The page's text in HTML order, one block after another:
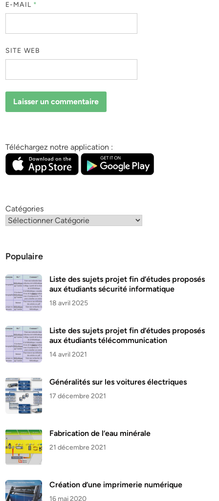
E-MAIL *
SITE WEB
Téléchargez notre application :
Catégories
Populaire
Liste des sujets projet fin d’études proposés
aux étudiants sécurité informatique
18 avril 2025
Liste des sujets projet fin d’études proposés
aux étudiants télécommunication
14 avril 2021
Généralités sur les voitures électriques
17 décembre 2021
Fabrication de l’eau minérale
21 décembre 2021
Création d’une imprimerie numérique
16 mai 2020